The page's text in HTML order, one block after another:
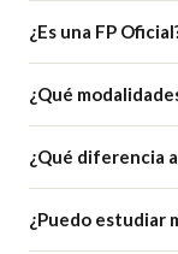
¿Es una FP
¿Qué
¿Qué diferencia
¿Puedo estudiar